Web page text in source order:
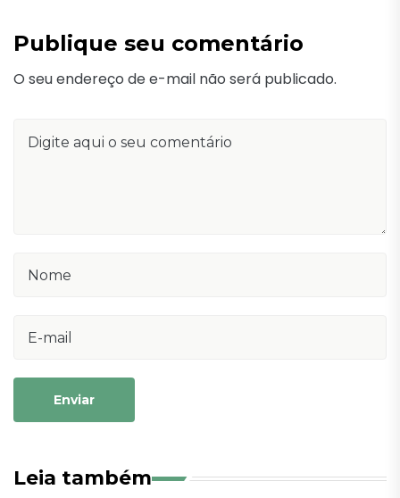
Publique seu comentário
O seu endereço de e-mail não será publicado.
Enviar
Leia também